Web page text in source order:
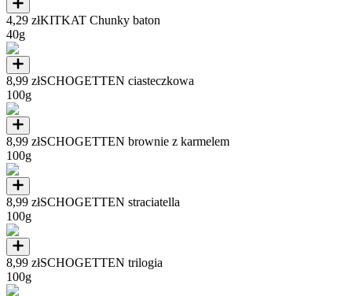
4,29 złKITKAT Chunky baton
40g
8,99 złSCHOGETTEN ciasteczkowa
100g
8,99 złSCHOGETTEN brownie z karmelem
100g
8,99 złSCHOGETTEN straciatella
100g
8,99 złSCHOGETTEN trilogia
100g